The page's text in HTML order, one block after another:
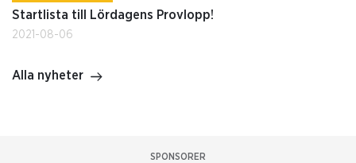
Startlista till Lördagens Provlopp!
2021-08-06
Alla nyheter
SPONSORER